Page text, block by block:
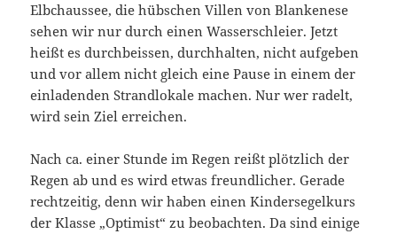
Elbchaussee, die hübschen Villen von Blankenese
sehen wir nur durch einen Wasserschleier. Jetzt
heißt es durchbeissen, durchhalten, nicht aufgeben
und vor allem nicht gleich eine Pause in einem der
einladenden Strandlokale machen. Nur wer radelt,
wird sein Ziel erreichen.
Nach ca. einer Stunde im Regen reißt plötzlich der
Regen ab und es wird etwas freundlicher. Gerade
rechtzeitig, denn wir haben einen Kindersegelkurs
der Klasse „Optimist“ zu beobachten. Da sind einige